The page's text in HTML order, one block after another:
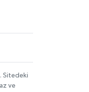
Sitedeki
ve